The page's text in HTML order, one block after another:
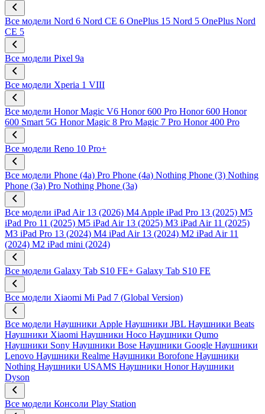
Все модели Nord 6 Nord CE 6 OnePlus 15 Nord 5 OnePlus Nord
CE 5
Все модели Pixel 9a
Все модели Xperia 1 VIII
Все модели Honor Magic V6 Honor 600 Pro Honor 600 Honor
600 Smart 5G Honor Magic 8 Pro Magic 7 Pro Honor 400 Pro
Все модели Reno 10 Pro+
Все модели Phone (4a) Pro Phone (4a) Nothing Phone (3) Nothing
Phone (3a) Pro Nothing Phone (3a)
Все модели iPad Air 13 (2026) M4 Apple iPad Pro 13 (2025) M5
iPad Pro 11 (2025) M5 iPad Air 13 (2025) M3 iPad Air 11 (2025)
M3 iPad Pro 13 (2024) M4 iPad Air 13 (2024) M2 iPad Air 11
(2024) M2 iPad mini (2024)
Все модели Galaxy Tab S10 FE+ Galaxy Tab S10 FE
Все модели Xiaomi Mi Pad 7 (Global Version)
Все модели Наушники Apple Наушники JBL Наушники Beats
Наушники Xiaomi Наушники Hoco Наушники Qumo
Наушники Sony Наушники Bose Наушники Google Наушники
Lenovo Наушники Realme Наушники Borofone Наушники
Nothing Наушники USAMS Наушники Honor Наушники
Dyson
Все модели Консоли Play Station